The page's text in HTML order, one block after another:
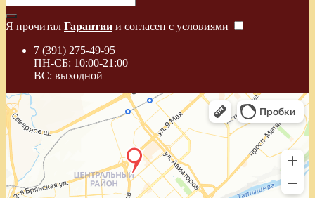
Я прочитал Гарантии и согласен с условиями
7 (391) 275-49-95
ПН-СБ: 10:00-21:00
ВС: выходной